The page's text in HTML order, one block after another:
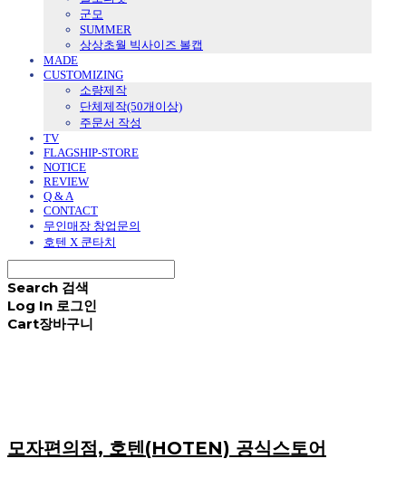
군모
SUMMER
상상초월 빅사이즈 볼캡
MADE
CUSTOMIZING
소량제작
단체제작(50개이상)
주문서 작성
TV
FLAGSHIP-STORE
NOTICE
REVIEW
Q & A
CONTACT
무인매장 창업문의
호텐 X 쿤타치
Search 검색
Log In 로그인
Cart장바구니
모자편의점, 호텐(HOTEN) 공식스토어